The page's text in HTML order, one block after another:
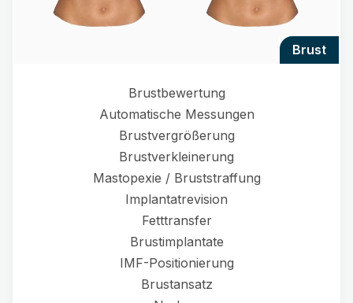
brust
Brustbewertung
Automatische Messungen
Brustvergrößerung
Brustverkleinerung
Mastopexie / Bruststraffung
Implantatrevision
Fetttransfer
Brustimplantate
IMF-Positionierung
Brustansatz